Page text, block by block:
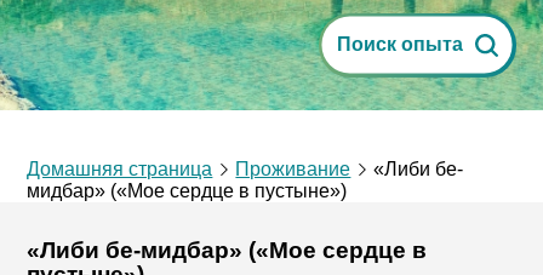
Поиск опыта
Домашняя страница Проживание
«Либи бе-
мидбар» («Мое сердце в пустыне»)
«Либи бе-мидбар» («Мое сердце в